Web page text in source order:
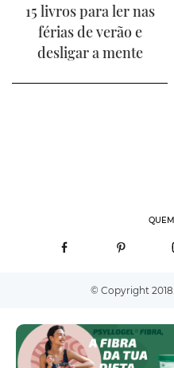
15 livros para ler nas
férias de verão e
desligar a mente
© Copyright